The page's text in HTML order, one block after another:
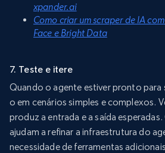
xpander.ai
Como criar um scraper de IA
Face e Bright Data
7. Teste e itere
Quando o agente estiver pronto
o em cenários simples e complexos.
produz a entrada e a saída
ajudam a refinar a infraestrutura do
necessidade de ferramentas